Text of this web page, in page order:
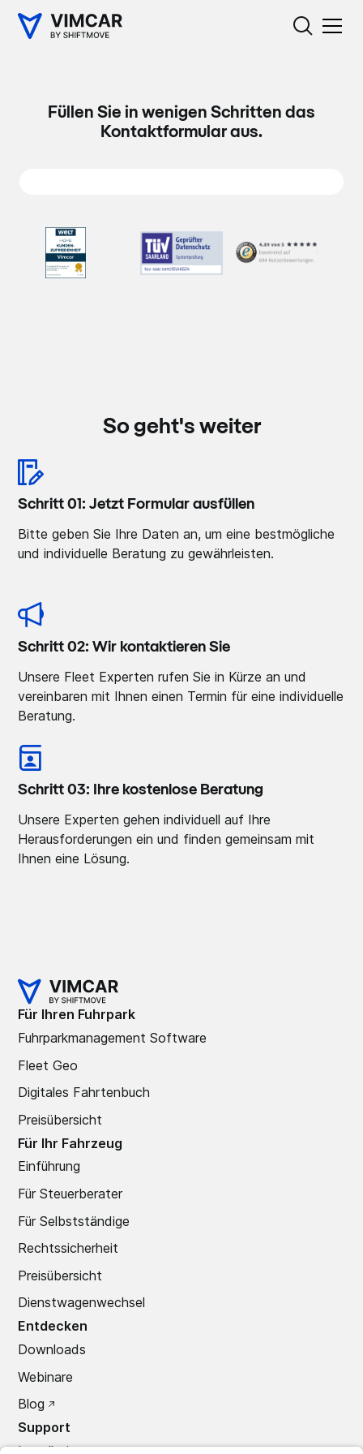
Füllen Sie in wenigen Schritten das
Kontaktformular aus.
So geht's weiter
Schritt 01: Jetzt Formular ausfüllen
Bitte geben Sie Ihre Daten an, um eine bestmögliche
und individuelle Beratung zu gewährleisten.
Schritt 02: Wir kontaktieren Sie
Unsere Fleet Experten rufen Sie in Kürze an und
vereinbaren mit Ihnen einen Termin für eine individuelle
Beratung.
Schritt 03: Ihre kostenlose Beratung
Unsere Experten gehen individuell auf Ihre
Herausforderungen ein und finden gemeinsam mit
Ihnen eine Lösung.
Für Ihren Fuhrpark
Fuhrparkmanagement Software
Fleet Geo
Digitales Fahrtenbuch
Preisübersicht
Für Ihr Fahrzeug
Einführung
Für Steuerberater
Für Selbstständige
Rechtssicherheit
Preisübersicht
Dienstwagenwechsel
Entdecken
Downloads
Webinare
Blog
Support
Installation